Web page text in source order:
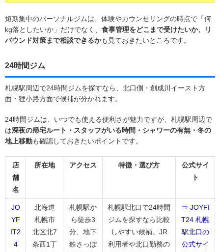
短期集中のパーソナルジムは、体験やカウンセリングの時点で「何
kg落としたいか」だけでなく、 食事管理をどこまで受けたいか、リ
バウンド対策まで相談できるかも見ておきたいところです。
24時間ジム
札幌駅周辺で24時間ジムを探すなら、北口側・創成川イースト方
面・狸小路方面で候補が分かれます。
24時間ジムは、いつでも使える便利さが魅力ですが、札幌駅周辺で
は深夜の帰宅ルート・スタッフがいる時間・シャワーの有無・冬の
地上移動も確認しておきたいポイントです。
店
舗
名
所在地 アクセス 特徴・選び方
公式サイ
ト
JO
YF
IT2
4
北海道
札幌市
北区北7
条西1丁
札幌駅か
ら徒歩3
分、地下
鉄さっぽ
札幌駅北口で24時間
ジムを探すなら比較
しやすい候補。JR
利用者や北口勤務の
⇒ JOYFI
T24 札幌
駅北口の
公式サイ